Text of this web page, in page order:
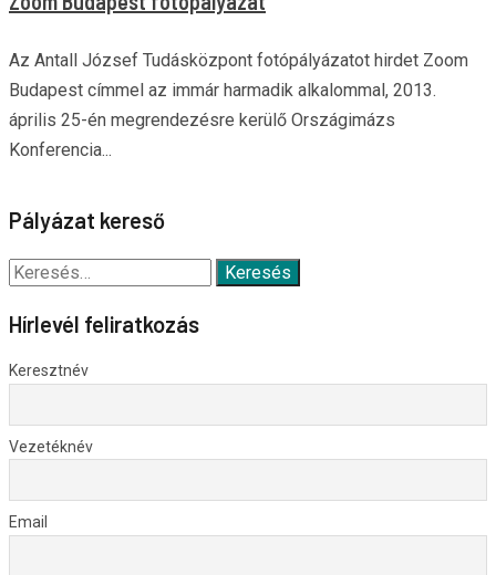
Az Antall József Tudásközpont fotópályázatot hirdet Zoom
Budapest címmel az immár harmadik alkalommal, 2013.
április 25-én megrendezésre kerülő Országimázs
Konferencia...
Pályázat kereső
Keresés:
Hírlevél feliratkozás
Keresztnév
Vezetéknév
Email